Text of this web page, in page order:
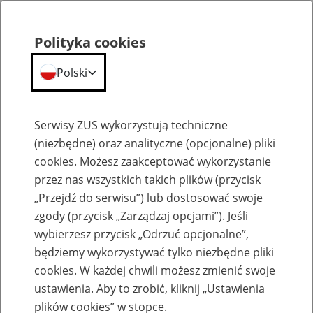
Aktualności
Inne
stycznia
2020
Polityka cookies
Polski
Serwisy ZUS wykorzystują techniczne
(niezbędne) oraz analityczne (opcjonalne) pliki
cookies. Możesz zaakceptować wykorzystanie
przez nas wszystkich takich plików (przycisk
„Przejdź do serwisu”) lub dostosować swoje
zgody (przycisk „Zarządzaj opcjami”). Jeśli
wybierzesz przycisk „Odrzuć opcjonalne”,
będziemy wykorzystywać tylko niezbędne pliki
cookies. W każdej chwili możesz zmienić swoje
ustawienia. Aby to zrobić, kliknij „Ustawienia
plików cookies” w stopce.